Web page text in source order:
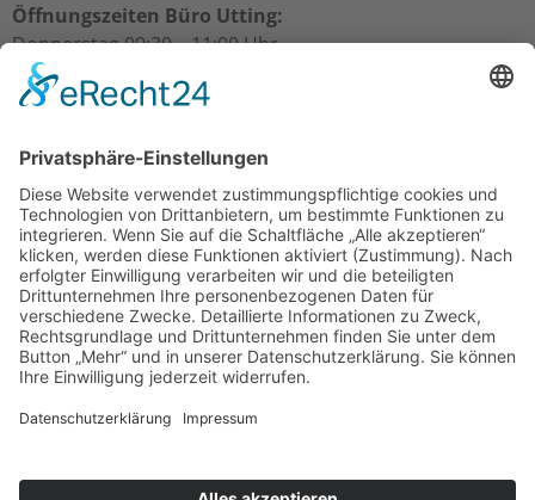
Öffnungszeiten Büro Utting:
Donnerstag 09:30 – 11:00 Uhr
Freitag 09:30 – 11:00 Uhr
Freitag 10:00 – 11:00 Uhr
Über uns
Gesamtpfarrgemeinderat
Kirchenverwaltungen
Mitarbeiter/innen
Termine & Events